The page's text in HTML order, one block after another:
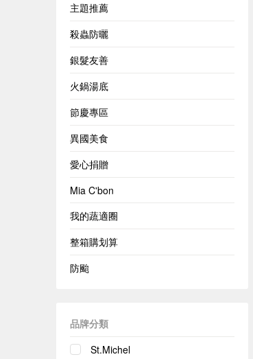
主題推薦
殺蟲防曬
銀髮友善
火鍋湯底
節慶專區
異國美食
愛心捐贈
Mia C'bon
我的蔬適圈
整箱購划算
防颱
品牌分類
St.Michel